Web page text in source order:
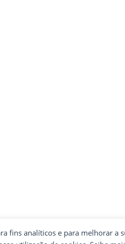
fins analíticos e para melhorar a